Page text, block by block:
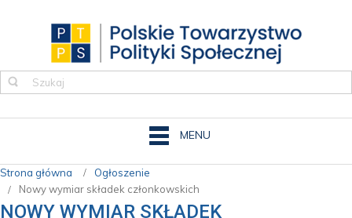
MENU
Strona główna
Ogłoszenie
Nowy wymiar składek członkowskich
NOWY WYMIAR SKŁADEK